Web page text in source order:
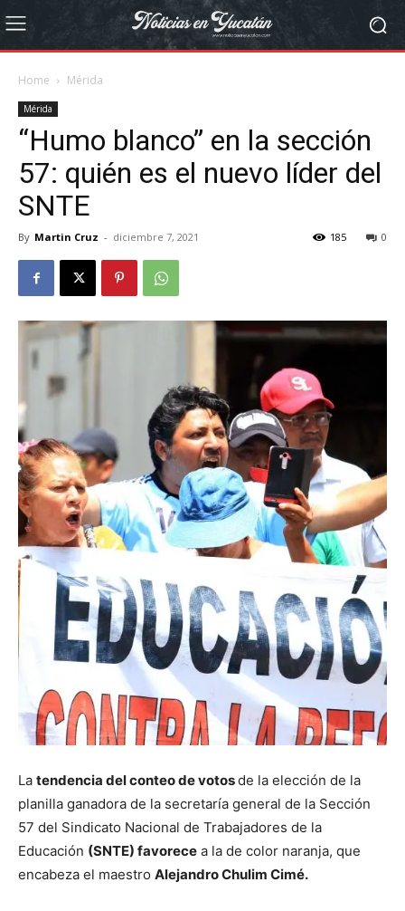
Home Mérida
Mérida
“Humo blanco” en la sección
57: quién es el nuevo líder del
SNTE
By Martin Cruz - diciembre 7, 2021 0
185
La tendencia del conteo de votosde la elección de la
planilla ganadora de la secretaría general de la Sección
57 del Sindicato Nacional de Trabajadores de la
Educación (SNTE) favorece a la de color naranja, que
encabeza el maestro Alejandro Chulim Cimé.